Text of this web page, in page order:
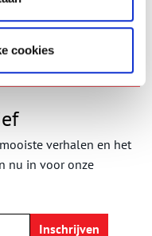
cookies
verhalen en het
nu in voor onze